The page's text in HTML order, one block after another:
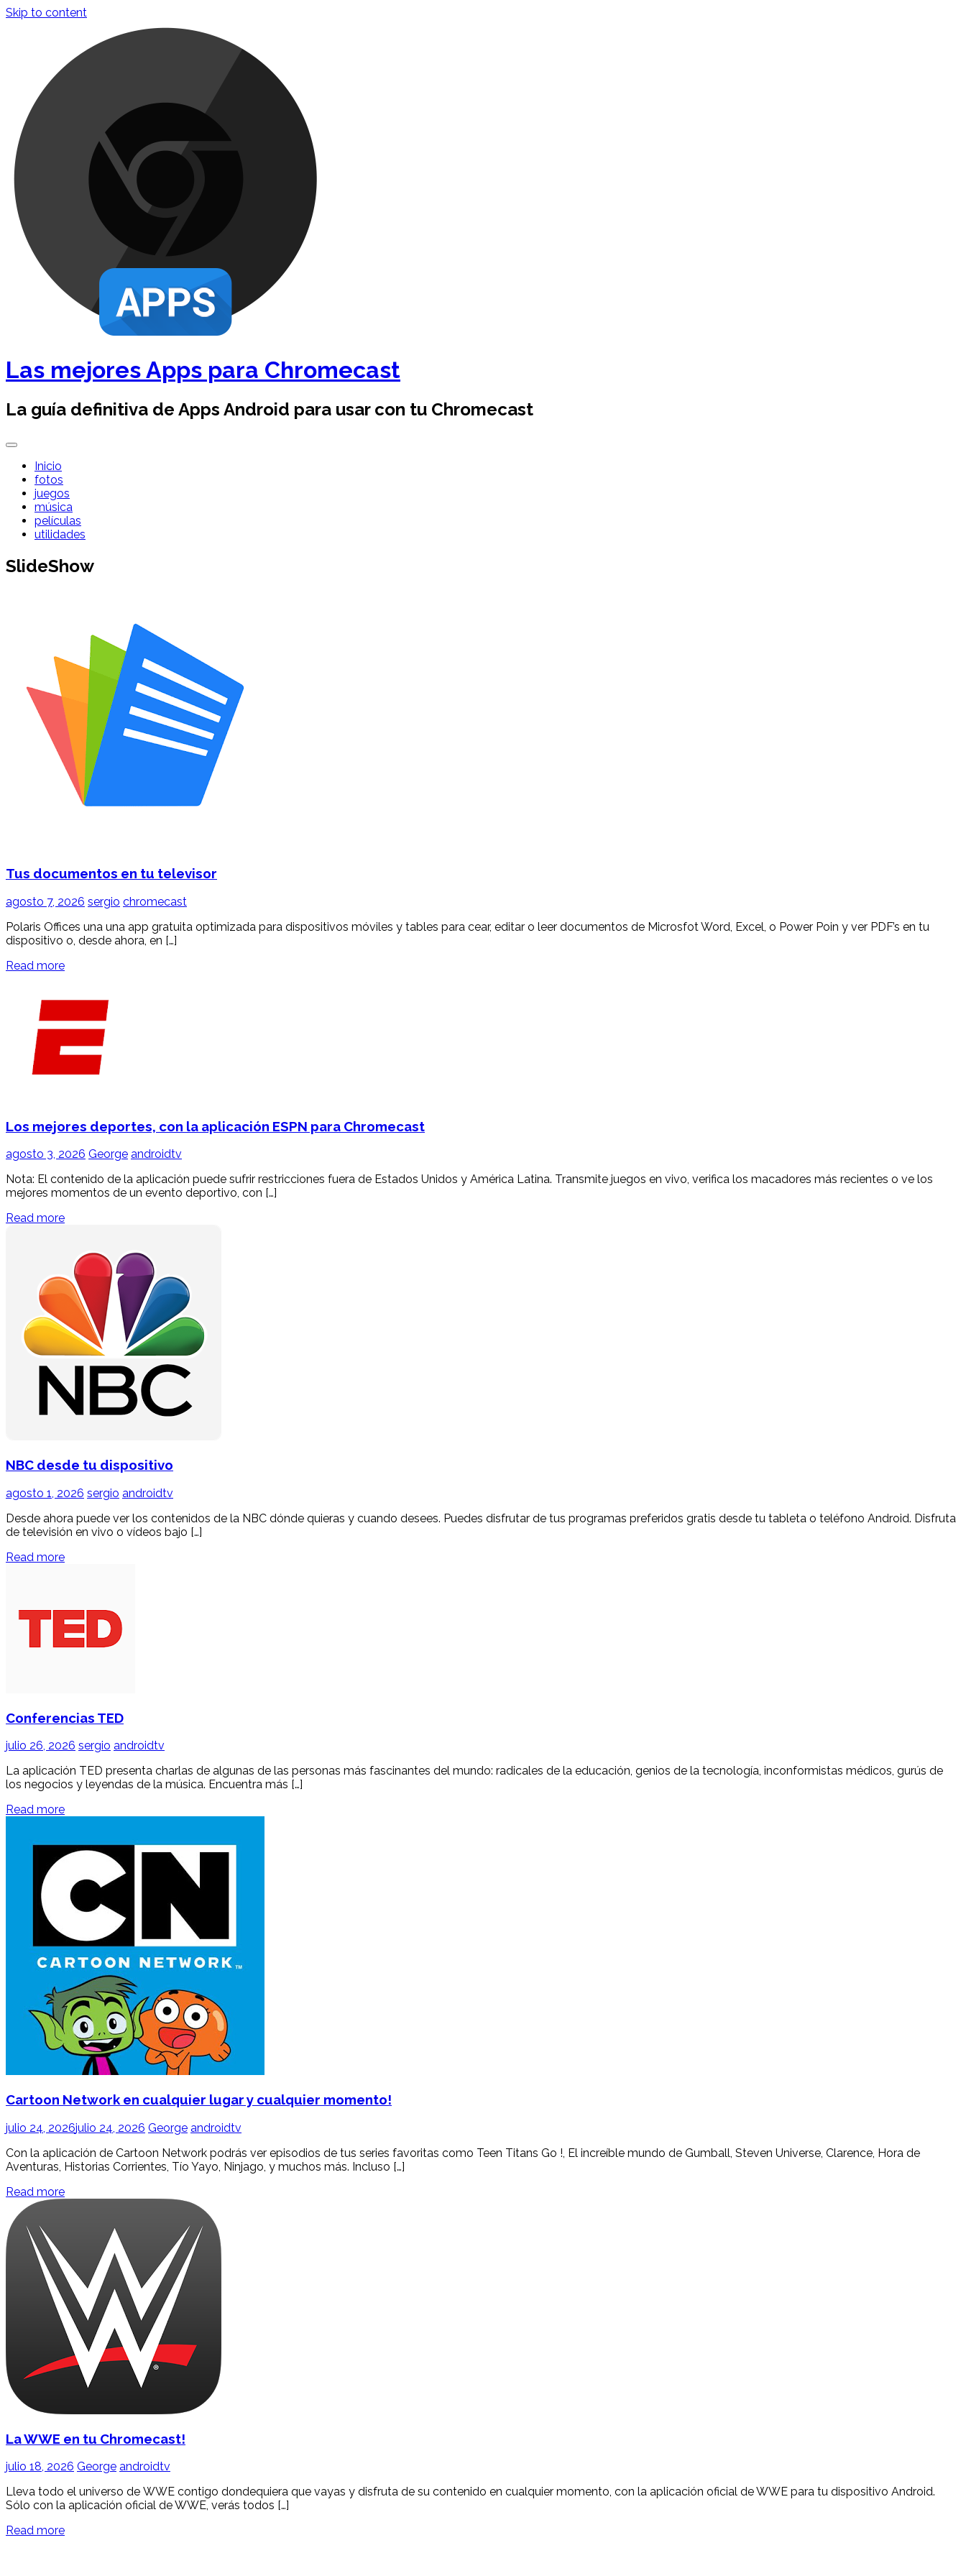
Skip to content
Las mejores Apps para Chromecast
La guía definitiva de Apps Android para usar con tu Chromecast
Inicio
fotos
juegos
música
películas
utilidades
SlideShow
Tus documentos en tu televisor
agosto 7, 2026 sergio chromecast
Polaris Offices una una app gratuita optimizada para dispositivos móviles y tables para cear, editar o leer documentos de Microsfot Word, Excel, o Power Poin y ver PDF’s en tu
dispositivo o, desde ahora, en […]
Read more
Los mejores deportes, con la aplicación ESPN para Chromecast
agosto 3, 2026 George androidtv
Nota: El contenido de la aplicación puede sufrir restricciones fuera de Estados Unidos y América Latina. Transmite juegos en vivo, verifica los macadores más recientes o ve los
mejores momentos de un evento deportivo, con […]
Read more
NBC desde tu dispositivo
agosto 1, 2026 sergio androidtv
Desde ahora puede ver los contenidos de la NBC dónde quieras y cuando desees. Puedes disfrutar de tus programas preferidos gratis desde tu tableta o teléfono Android. Disfruta
de televisión en vivo o vídeos bajo […]
Read more
Conferencias TED
julio 26, 2026 sergio androidtv
La aplicación TED presenta charlas de algunas de las personas más fascinantes del mundo: radicales de la educación, genios de la tecnología, inconformistas médicos, gurús de
los negocios y leyendas de la música. Encuentra más […]
Read more
Cartoon Network en cualquier lugar y cualquier momento!
julio 24, 2026julio 24, 2026 George androidtv
Con la aplicación de Cartoon Network podrás ver episodios de tus series favoritas como Teen Titans Go !, El increíble mundo de Gumball, Steven Universe, Clarence, Hora de
Aventuras, Historias Corrientes, Tío Yayo, Ninjago, y muchos más. Incluso […]
Read more
La WWE en tu Chromecast!
julio 18, 2026 George androidtv
Lleva todo el universo de WWE contigo dondequiera que vayas y disfruta de su contenido en cualquier momento, con la aplicación oficial de WWE para tu dispositivo Android.
Sólo con la aplicación oficial de WWE, verás todos […]
Read more